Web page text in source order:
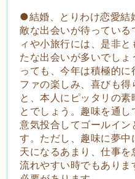
●結婚、とりわけ恋愛結
敵な出会いが待ってい
ィや小旅行には、是非
たな出会いが多いでしょ
っても、今年は積極的
ファの楽しみ、喜びも
と、本人にピッタリの
とでしょう。趣味を通し
意気投合してゴールイン
す。ただし、趣味に夢
天になるあまり、仕事
流れやすい時でもありま